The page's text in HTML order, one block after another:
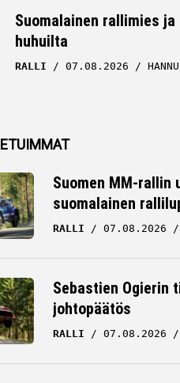
Suomalainen rallimies
huhuilta
RALLI 07.08.2026
Suomen MM-rallin
suomalainen
RALLI 07.08.2026
Sebastien Ogierin
johtopäätös
RALLI 07.08.2026